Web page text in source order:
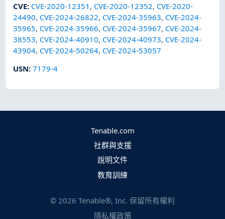
CVE: CVE-2020-12351 , CVE-2020-12352, CVE-2020-
24490, CVE-2024-26822, CVE-2024-35963, CVE-2024-
35965, CVE-2024-35966, CVE-2024-35967, CVE-2024-
38553, CVE-2024-40910, CVE-2024-40973, CVE-2024-
43904, CVE-2024-50264, CVE-2024-53057
USN:7179-4
Tenable.com
社群與支援
說明文件
教育訓練
© 2026 Tenable®, Inc. 保留所有權利
隱私權政策